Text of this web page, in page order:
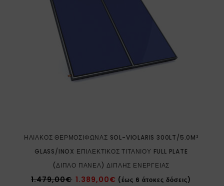
ΗΛΙΑΚΌΣ ΘΕΡΜΟΣΊΦΩΝΑΣ SOL-VIOLARIS 300LT/5.0M²
GLASS/INOX ΕΠΙΛΕΚΤΙΚΌΣ ΤΙΤΑΝΊΟΥ FULL PLATE
(ΔΙΠΛΌ ΠΆΝΕΛ) ΔΙΠΛΉΣ ΕΝΈΡΓΕΙΑΣ
1.479,00€ 1.389,00€ (έως 6 άτοκες δόσεις)